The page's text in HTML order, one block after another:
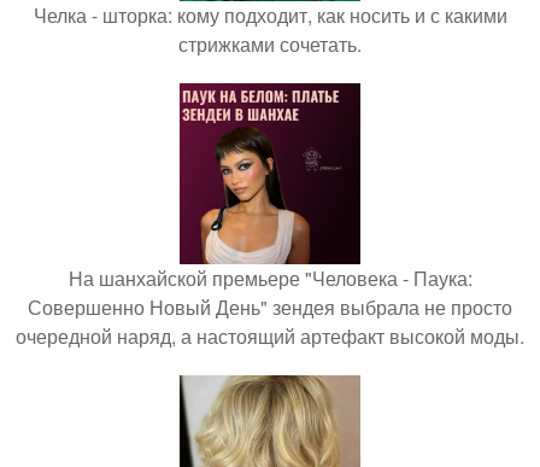
Челка - шторка: кому подходит, как носить и с какими
стрижками сочетать.
На шанхайской премьере "Человека - Паука:
Совершенно Новый День" зендея выбрала не просто
очередной наряд, а настоящий артефакт высокой моды.